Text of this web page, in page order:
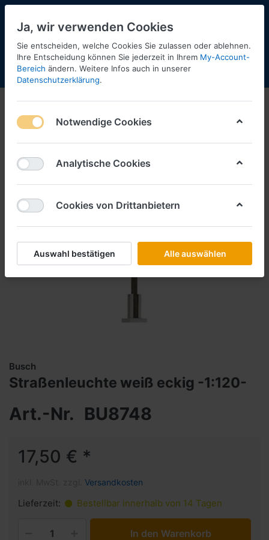
Menü Anmelden Shopaktualisierung
Busch
Straßenleuchte weiß eckig -1:120-
Art.-Nr. BU8748
17,50 € *
Versandkosten
Lieferzeit: Bestellbar innerhalb von 14 Tagen
In den Warenkorb
Ja, wir verwenden Cookies
Sie entscheiden, welche Cookies Sie zulassen oder ablehnen.
Ihre Entscheidung können Sie jederzeit in Ihrem My-Account-
Bereich ändern. Weitere Infos auch in unserer
Datenschutzerklärung.
Notwendige Cookies
Analytische Cookies
Cookies von Drittanbietern
Auswahl bestätigen Alle auswählen